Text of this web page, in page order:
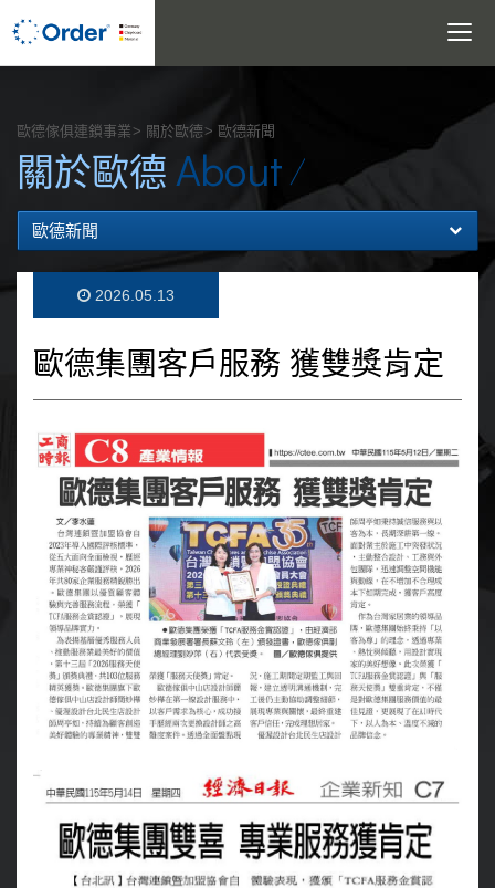
Toggle
歐德傢俱連鎖事業 關於歐德 歐德新聞
關於歐德 About
歐德新聞
2026.05.13
歐德集團客戶服務 獲雙獎肯定